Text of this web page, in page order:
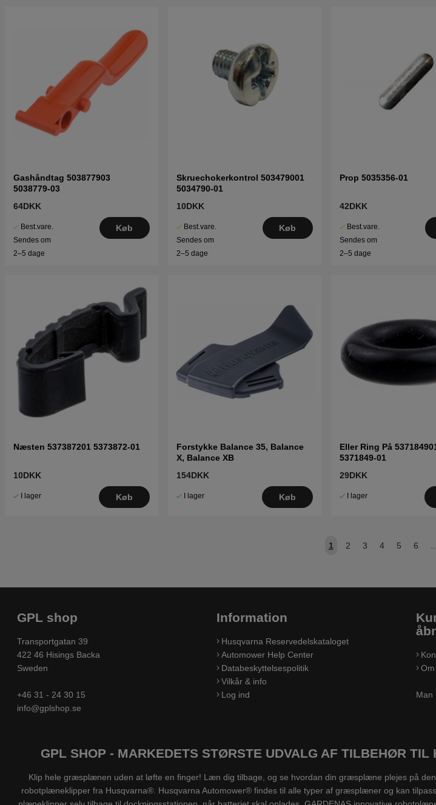
Gashåndtag 503877903
5038779-03
64DKK
Best.vare.
Sendes om
2–5 dage
Køb
Skruechokerkontrol 503479001
5034790-01
10DKK
Best.vare.
Sendes om
2–5 dage
Køb
Prop 5035356-01
42DKK
Best.vare.
Sendes om
2–5 dage
Næsten 537387201 5373872-01
10DKK
I lager Køb
Forstykke Balance 35, Balance
X, Balance XB
154DKK
I lager Køb
Eller Ring På
5371849-01
29DKK
I lager
1 2 3 4 5 6 ..
GPL shop
Transportgatan 39
422 46 Hisings Backa
Sweden
+46 31 - 24 30 15
info@gplshop.se
Information
Husqvarna Reservedelskataloget
Automower Help Center
Databeskyttelsespolitik
Vilkår & info
Log ind
Man
GPL SHOP - MARKEDETS STØRSTE UDVALG AF TILBEHØR
Klip hele græsplænen uden at løfte en finger! Læn dig tilbage, og se hvordan din græsplæne plejes på
robotplæneklipper fra Husqvarna®. Husqvarna Automower® findes til alle typer af græsplæner og kan